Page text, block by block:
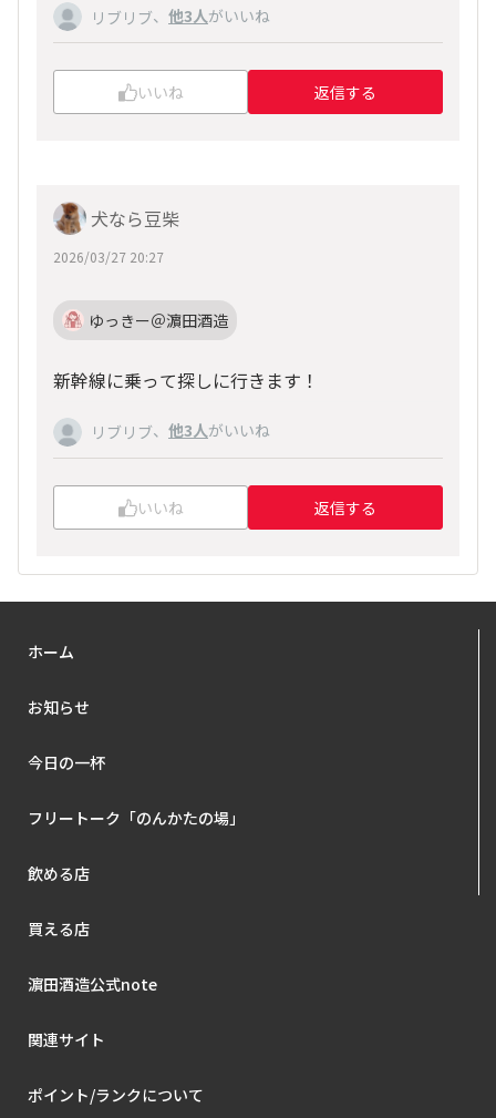
リブリブ、 他3人がいいね
いいね 返信する
犬なら豆柴
2026/03/27 20:27
ゆっきー＠濵田酒造
新幹線に乗って探しに行きます！
リブリブ、 他3人がいいね
いいね 返信する
ホーム
お知らせ
今日の一杯
フリートーク「のんかたの場」
飲める店
買える店
濵田酒造公式note
関連サイト
ポイント/ランクについて